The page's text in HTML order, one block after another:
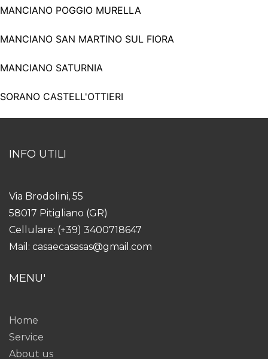
MANCIANO POGGIO MURELLA
MANCIANO SAN MARTINO SUL FIORA
MANCIANO SATURNIA
SORANO CASTELL'OTTIERI
INFO UTILI
Via Brodolini, 55
58017 Pitigliano (GR)
Cellulare: (+39) 3400718647
Mail: casaecasasas@gmail.com
MENU'
Home
Service
About us